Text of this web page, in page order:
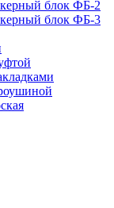
блок ФБ-2
блок ФБ-3